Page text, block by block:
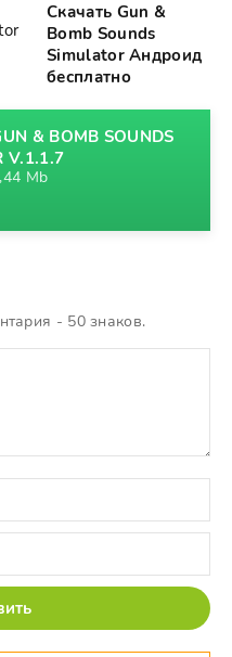
Скачать Gun &
Bomb Sounds
Simulator Андроид
бесплатно
& BOMB SOUNDS
V.1.1.7
Mb
- 50 знаков.